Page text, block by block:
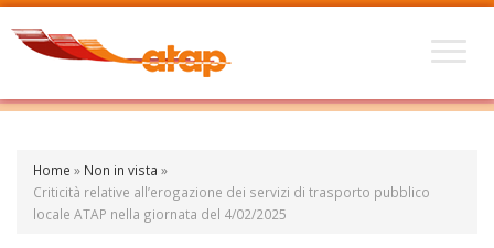
Home » Non in vista »
Criticità relative all’erogazione dei servizi di trasporto pubblico
locale ATAP nella giornata del 4/02/2025